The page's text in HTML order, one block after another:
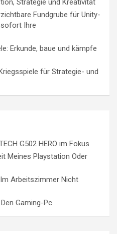
Strategie und Kreativität
Fundgrube für Unity-
sofort Ihre
Erkunde, baue und kämpfe
für Strategie- und
G502 HERO im Fokus
Meines Playstation Oder
Arbeitszimmer Nicht
Gaming-Pc